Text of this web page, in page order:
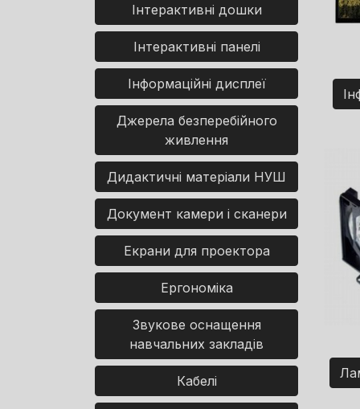
Інтерактивні дошки
Інтерактивні панелі
Інформаційні дисплеї
Джерела безперебійного
живлення
Дидактичні матеріали НУШ
Документ камери і сканери
Екрани для проектора
Ергономіка
Звукове оснащення
навчальних закладів
Кабелі